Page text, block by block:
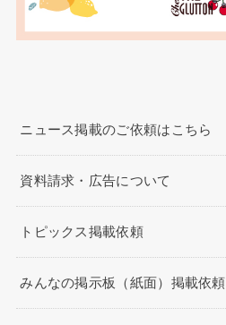
ニュース掲載のご依頼はこちら
資料請求・広告について
トピックス掲載依頼
みんなの掲示板（紙面）掲載依頼